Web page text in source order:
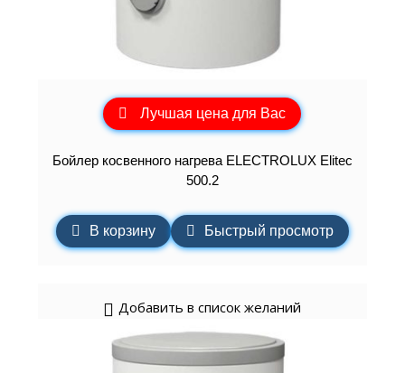
Лучшая цена для Вас
Бойлер косвенного нагрева ELECTROLUX Elitec
500.2
В корзину Быстрый просмотр
Добавить в список желаний